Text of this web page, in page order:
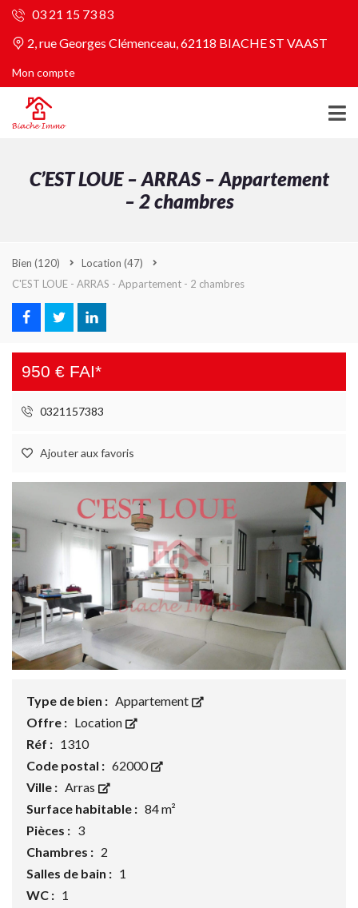
03 21 15 73 83
2, rue Georges Clémenceau, 62118 BIACHE ST VAAST
Mon compte
C’EST LOUE – ARRAS – Appartement
– 2 chambres
Bien (120) Location (47)
C'EST LOUE - ARRAS - Appartement - 2 chambres
950 € FAI*
0321157383
Ajouter aux favoris
Type de bien : Appartement
Offre : Location
Réf : 1310
Code postal : 62000
Ville : Arras
Surface habitable : 84 m²
Pièces : 3
Chambres : 2
Salles de bain : 1
WC : 1